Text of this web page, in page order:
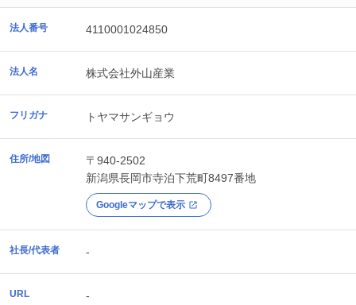
法人番号 4110001024850
法人名 株式会社外山産業
フリガナ トヤマサンギョウ
住所/地図
〒940-2502
新潟県長岡市寺泊下荒町8497番地
Googleマップで表示
社長/代表者 -
URL -